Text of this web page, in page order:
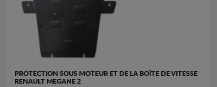
PROTECTION SOUS MOTEUR ET DE LA BOÎTE DE VITESSE
RENAULT MEGANE 2